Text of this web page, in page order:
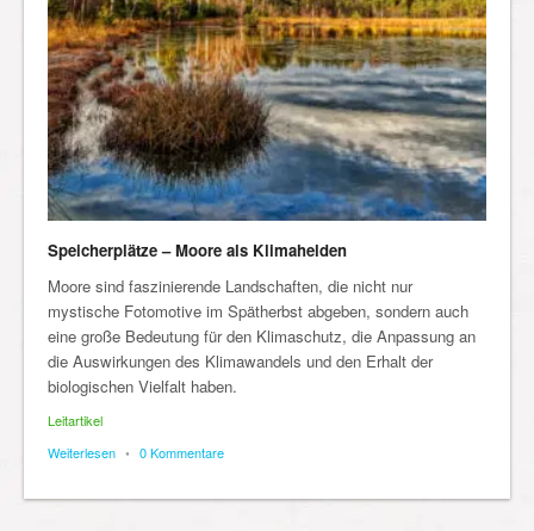
Speicherplätze – Moore als Klimahelden
Moore sind faszinierende Landschaften, die nicht nur
mystische Fotomotive im Spätherbst abgeben, sondern auch
eine große Bedeutung für den Klimaschutz, die Anpassung an
die Auswirkungen des Klimawandels und den Erhalt der
biologischen Vielfalt haben.
Leitartikel
Weiterlesen • 0 Kommentare